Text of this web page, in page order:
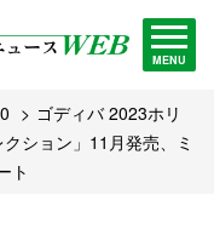
MENU
ゴディバ 2023ホリ
ション」11月発売、ミ
ト